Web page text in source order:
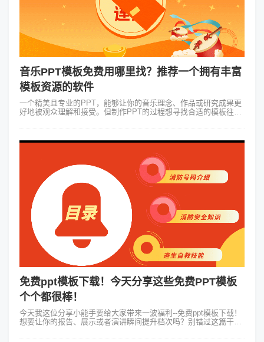
音乐PPT模板免费用哪里找？推荐一个拥有丰富
模板资源的软件
一个精美且专业的PPT，能够让你的音乐理念、作品或研究成果更
好地被观众理解和接受。但制作PPT的过程想寻找合适的模板往往
免费ppt模板下载！今天分享这些免费PPT模板
个个都很棒！
今天我这位分享小能手要给大家带来一波福利--免费ppt模板下载！
想要让你的报告、展示或者演讲瞬间提升档次吗？别错过这篇干货